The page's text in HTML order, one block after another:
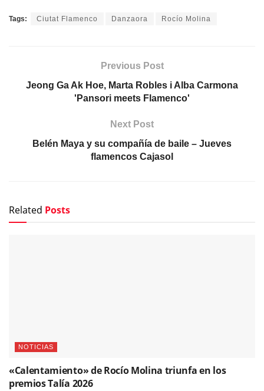
Tags: Ciutat Flamenco Danzaora Rocío Molina
Previous Post
Jeong Ga Ak Hoe, Marta Robles i Alba Carmona
'Pansori meets Flamenco'
Next Post
Belén Maya y su compañía de baile – Jueves
flamencos Cajasol
Related Posts
NOTICIAS
«Calentamiento» de Rocío Molina triunfa en los
premios Talía 2026